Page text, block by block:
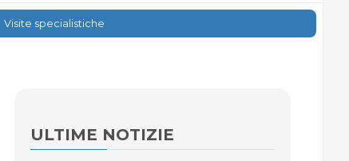
Visite specialistiche
ULTIME NOTIZIE